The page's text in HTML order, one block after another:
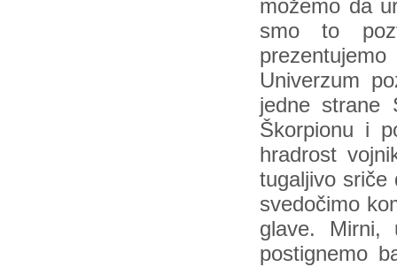
možemo da
smo to
Univerzum
jedne strane
Škorpionu i
hradrost
tugaljivo sriče
svedočimo
glave. Mirni,
postignemo